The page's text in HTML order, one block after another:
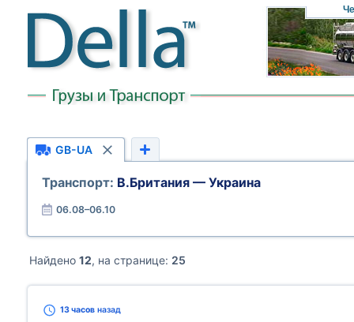
GB-UA
Транспорт: В.Британия — Украина
06.08–06.10
Найдено 12, на странице: 25
13 часов назад